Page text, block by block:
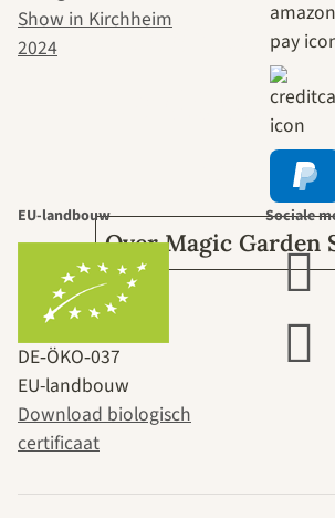
naar
leidt door
tuin.
Over Magic Garden
EU-landbouw
DE‑ÖKO‑037
EU-landbouw
Download biologisch
certificaat
Sociale